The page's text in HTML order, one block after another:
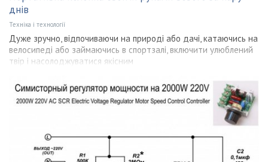
днів
Техніка і технології
Дуже зручно, відпочиваючи на природі або дачі, катаючись на
велосипеді або займаючись в спортзалі, включити улюблений
твір і насолоджуватися якісним